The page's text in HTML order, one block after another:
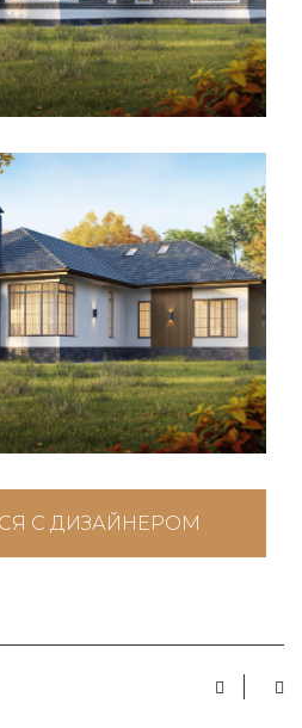
С ДИЗАЙНЕРОМ